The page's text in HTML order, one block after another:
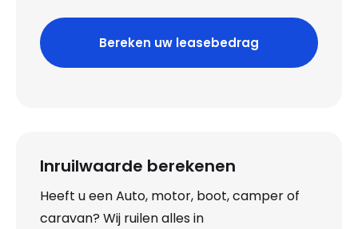
Bereken uw leasebedrag
Inruilwaarde berekenen
Heeft u een Auto, motor, boot, camper of
caravan? Wij ruilen alles in